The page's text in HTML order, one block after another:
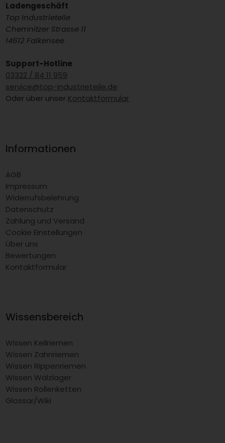
Ladengeschäft
Top Industrieteile
Chemnitzer Strasse 11
14612 Falkensee
Support-Hotline
03322 / 84 11 959
service@top-industrieteile.de
Oder über unser Kontaktformular
Informationen
AGB
Impressum
Widerrufsbelehrung
Datenschutz
Zahlung und Versand
Cookie Einstellungen
Über uns
Bewertungen
Kontaktformular
Wissensbereich
Wissen Keilriemen
Wissen Zahnriemen
Wissen Rippenriemen
Wissen Wälzlager
Wissen Rollenketten
Glossar/Wiki